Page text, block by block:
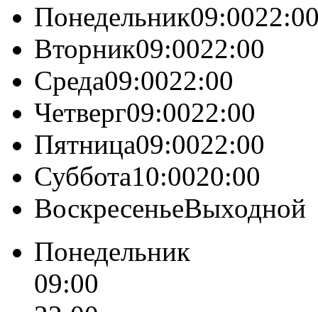
Вторник09:0022:00
Среда09:0022:00
Четверг09:0022:00
Пятница09:0022:00
Суббота10:0020:00
ВоскресеньеВыходной
Понедельник
09:00